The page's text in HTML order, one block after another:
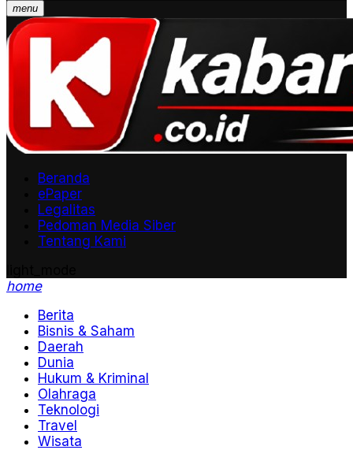
menu
Beranda
ePaper
Legalitas
Pedoman Media Siber
Tentang Kami
home
Berita
Bisnis & Saham
Daerah
Dunia
Hukum & Kriminal
Olahraga
Teknologi
Travel
Wisata